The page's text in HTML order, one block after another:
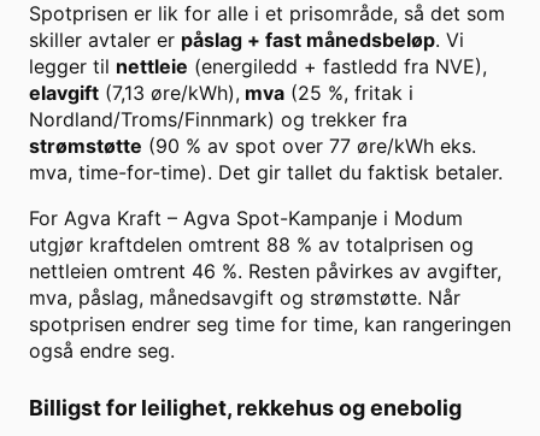
Spotprisen er lik for alle i et prisområde, så det som
skiller avtaler er påslag + fast månedsbeløp. Vi
legger til nettleie (energiledd + fastledd fra NVE),
elavgift (7,13 øre/kWh), mva (25 %, fritak i
Nordland/Troms/Finnmark) og trekker fra
strømstøtte (90 % av spot over 77 øre/kWh eks.
mva, time-for-time). Det gir tallet du faktisk betaler.
For Agva Kraft – Agva Spot-Kampanje i Modum
utgjør kraftdelen omtrent 88 % av totalprisen og
nettleien omtrent 46 %. Resten påvirkes av avgifter,
mva, påslag, månedsavgift og strømstøtte. Når
spotprisen endrer seg time for time, kan rangeringen
også endre seg.
Billigst for leilighet, rekkehus og enebolig